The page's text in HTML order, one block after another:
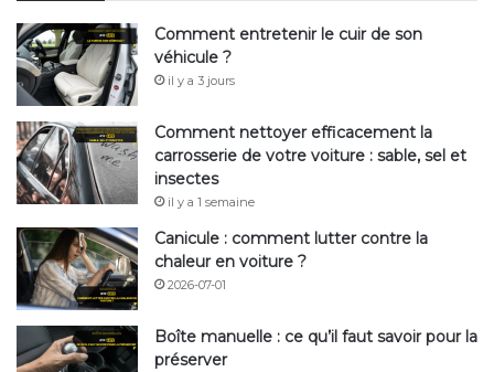
Comment entretenir le cuir de son
véhicule ?
il y a 3 jours
Comment nettoyer efficacement la
carrosserie de votre voiture : sable, sel et
insectes
il y a 1 semaine
Canicule : comment lutter contre la
chaleur en voiture ?
2026-07-01
Boîte manuelle : ce qu’il faut savoir pour la
préserver